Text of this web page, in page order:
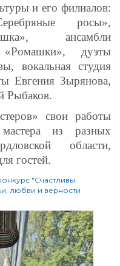
и его филиалов:
росы»,
ансамбли
«Ромашки», дуэты
вокальная студия
Евгения Зырянова,
Рыбаков.
свои работы
мастера из разных
области,
гостей.